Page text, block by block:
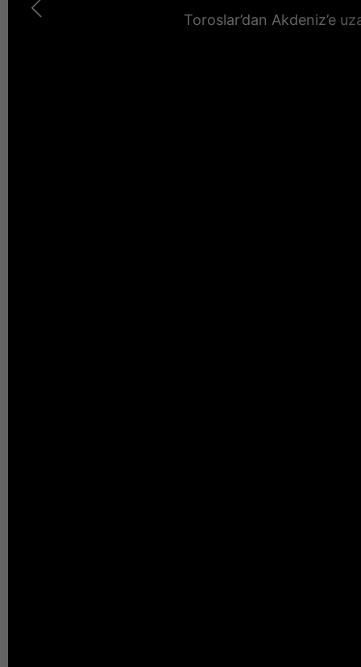
Toroslar’dan Akdeniz’e